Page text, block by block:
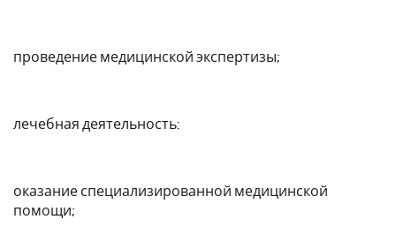
проведение медицинской экспертизы;
лечебная деятельность:
оказание специализированной медицинской
помощи;